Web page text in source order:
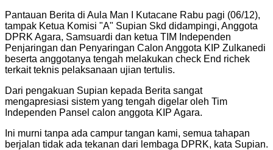
Pantauan Berita di Aula Man I Kutacane Rabu pagi (06/12),
tampak Ketua Komisi "A" Supian Skd didampingi, Anggota
DPRK Agara, Samsuardi dan ketua TIM Independen
Penjaringan dan Penyaringan Calon Anggota KIP Zulkanedi
beserta anggotanya tengah melakukan check End richek
terkait teknis pelaksanaan ujian tertulis.
Dari pengakuan Supian kepada Berita sangat
mengapresiasi sistem yang tengah digelar oleh Tim
Independen Pansel calon anggota KIP Agara.
Ini murni tanpa ada campur tangan kami, semua tahapan
berjalan tidak ada tekanan dari lembaga DPRK, kata Supian.